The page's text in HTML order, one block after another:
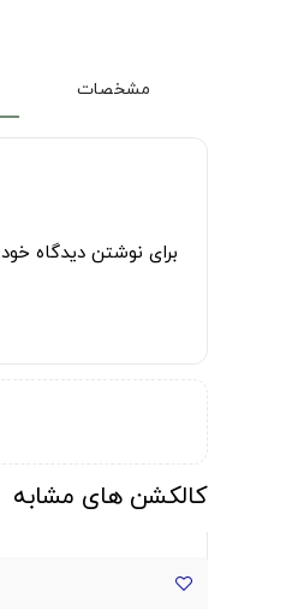
مشخصات
برای نوشتن دیدگاه خود
کالکشن های مشابه